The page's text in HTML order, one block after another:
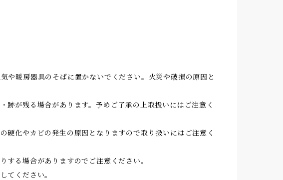
暖房器具のそばに置かないでください。火災や破損の原因と
が残る場合があります。予めご了承の上取扱いにはご注意く
化やカビの発生の原因となりますので取り扱いにはご注意く
る場合がありますのでご注意ください。
てください。